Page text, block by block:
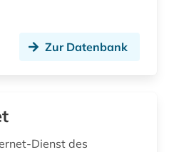
Zur Datenbank
Dienst des